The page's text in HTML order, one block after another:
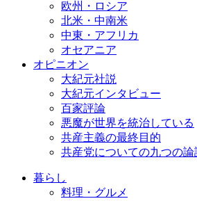
欧州・ロシア
北米・中南米
中東・アフリカ
オセアニア
オピニオン
大紀元社説
大紀元インタビュー
百家評論
悪魔が世界を統治している
共産主義の最終目的
共産党についての九つの論
暮らし
料理・グルメ